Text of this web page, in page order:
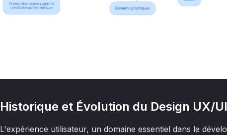
Historique et Évolution du Design UX/UI
L'expérience utilisateur, un domaine essentiel dans le